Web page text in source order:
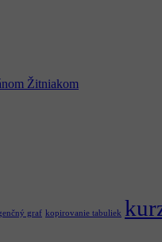
Žitniakom
graf kopirovanie tabuliek